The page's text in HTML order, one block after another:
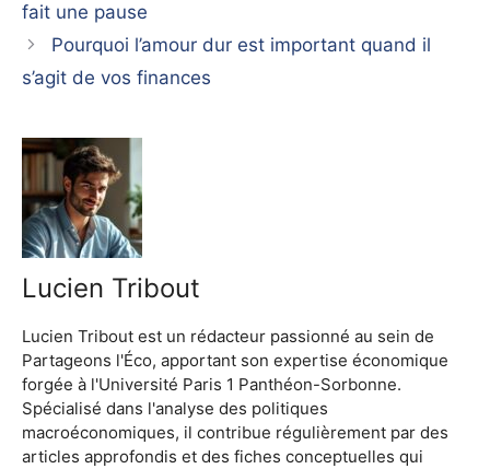
fait une pause
Pourquoi l’amour dur est important quand il
s’agit de vos finances
Lucien Tribout
Lucien Tribout est un rédacteur passionné au sein de
Partageons l'Éco, apportant son expertise économique
forgée à l'Université Paris 1 Panthéon-Sorbonne.
Spécialisé dans l'analyse des politiques
macroéconomiques, il contribue régulièrement par des
articles approfondis et des fiches conceptuelles qui